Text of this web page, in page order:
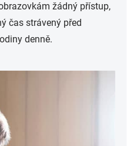
žádný přístup,
čas strávený před
denně.